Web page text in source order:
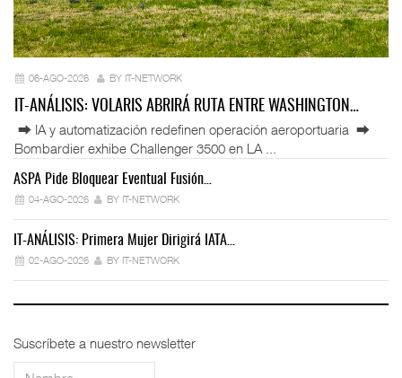
06-AGO-2026 BY IT-NETWORK
IT-ANÁLISIS: VOLARIS ABRIRÁ RUTA ENTRE WASHINGTON…
⮕ IA y automatización redefinen operación aeroportuaria ⮕
Bombardier exhibe Challenger 3500 en LA ...
ASPA Pide Bloquear Eventual Fusión…
04-AGO-2026 BY IT-NETWORK
IT-ANÁLISIS: Primera Mujer Dirigirá IATA…
02-AGO-2026 BY IT-NETWORK
Suscríbete a nuestro newsletter